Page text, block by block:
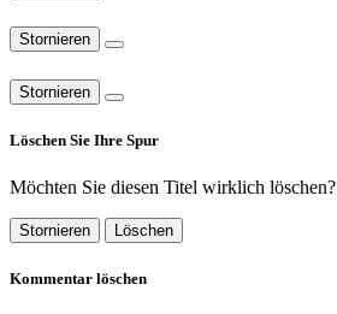
Stornieren
Stornieren
Löschen Sie Ihre Spur
Möchten Sie diesen Titel wirklich löschen?
Stornieren Löschen
Kommentar löschen